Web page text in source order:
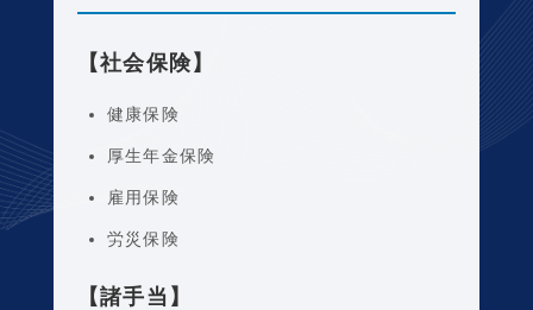
【社会保険】
健康保険
厚生年金保険
雇用保険
労災保険
【諸手当】